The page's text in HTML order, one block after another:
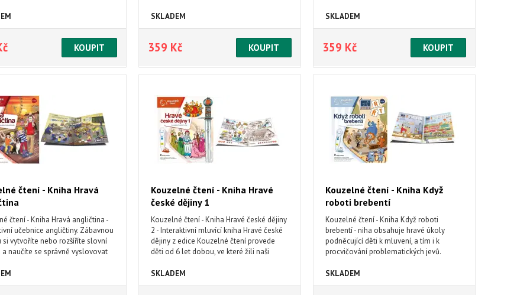
SKLADEM
359 Kč
obřího meteoritu. Na každé dvoustraně
poznají jednu etapu ze života dinosaurů,
poslechnou si zajímavosti o dinosaurech
a mohou si zahrát zábavné kvízy.
SKLADEM
359 Kč
čtení - Kniha Hravá
čtení - Kniha Hravá angličtina -
učebnice angličtiny. Zábavnou
si vytvoříte nebo rozšíříte slovní
a naučíte se správně vyslovovat
znalosti si můžete otestovat v
které jsou rozděleny do 3
Kouzelné čtení - Kniha Hravé
české dějiny 1
Kouzelné čtení - Kniha Hravé české dějiny
2 - Interaktivní mluvící kniha Hravé české
dějiny z edice Kouzelné čtení provede
děti od 6 let dobou, ve které žili naši
století. V knize nechybí zábavné kvízy v
různých obtížnostech, které prověří
SKLADEM
Kouzelné čtení - Kniha Když
roboti brebentí
Kouzelné čtení - Kniha Když roboti
brebentí - niha obsahuje hravé úkoly
podněcující děti k mluvení, a tím i k
procvičování problematických jevů.
komiksy.
SKLADEM